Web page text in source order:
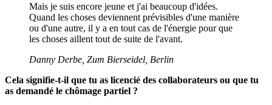
Mais je suis encore jeune et j'ai beaucoup d'idées.
Quand les choses deviennent prévisibles d'une manière
ou d'une autre, il y a en tout cas de l'énergie pour que
les choses aillent tout de suite de l'avant.
Danny Derbe, Zum Bierseidel, Berlin
Cela signifie-t-il que tu as licencié des collaborateurs ou que tu
as demandé le chômage partiel ?